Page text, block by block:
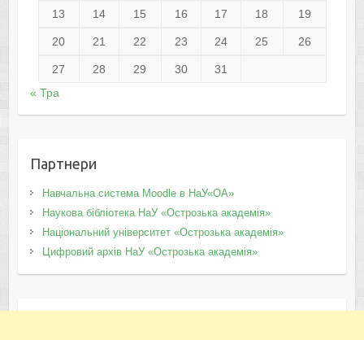
13 14 15 16 17 18 19
20 21 22 23 24 25 26
27 28 29 30
31
« Тра
Партнери
Навчальна система Moodle в НаУ«ОА»
Наукова бібліотека НаУ «Острозька академія»
Національний університет «Острозька академія»
Цифровий архів НаУ «Острозька академія»